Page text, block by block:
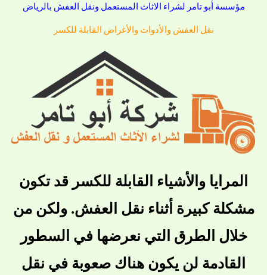
مؤسسة أبو تامر لشراء الاثاث المستعمل ونقل العفش بالرياض
نقل العفش والأدوات والأغراض القابلة للكسر
المرايا والأشياء القابلة للكسر قد تكون
مشكلة كبيرة أثناء نقل العفش. ولكن من
خلال الطرق التي نعرضها في السطور
القادمة لن يكون هناك صعوبة في نقل